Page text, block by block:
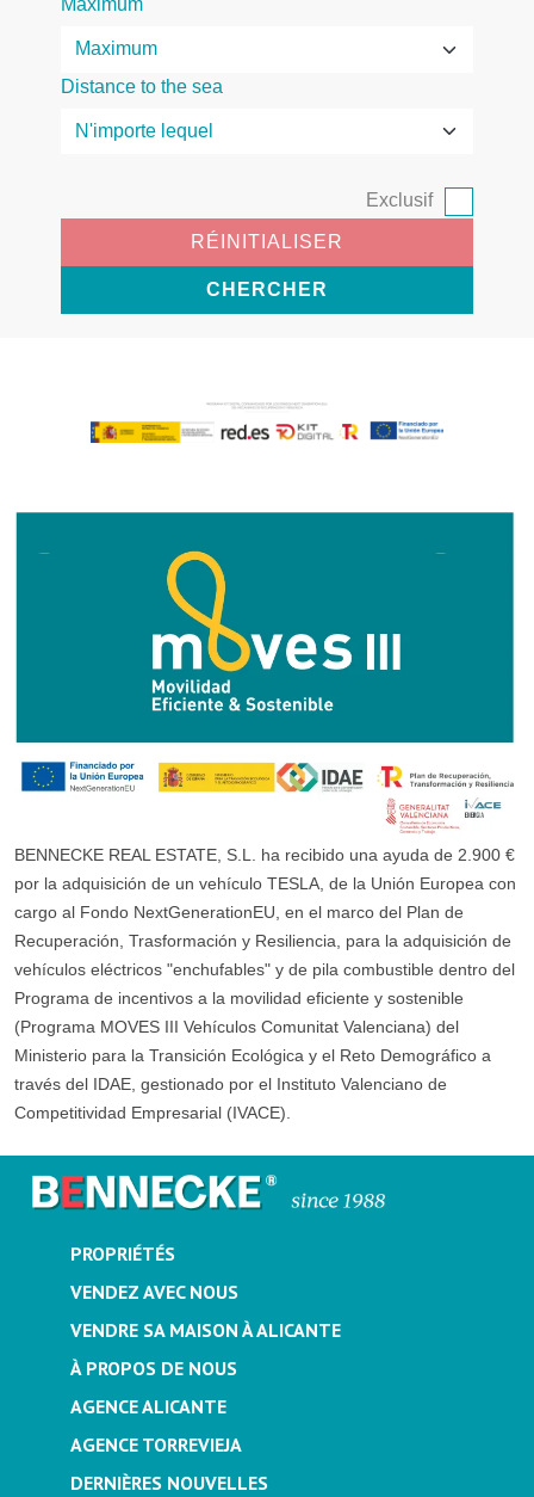
Maximum
Distance to the sea
Exclusif
RÉINITIALISER
CHERCHER
BENNECKE REAL ESTATE, S.L. ha recibido una ayuda de 2.900 €
por la adquisición de un vehículo TESLA, de la Unión Europea con
cargo al Fondo NextGenerationEU, en el marco del Plan de
Recuperación, Trasformación y Resiliencia, para la adquisición de
vehículos eléctricos "enchufables" y de pila combustible dentro del
Programa de incentivos a la movilidad eficiente y sostenible
(Programa MOVES III Vehículos Comunitat Valenciana) del
Ministerio para la Transición Ecológica y el Reto Demográfico a
través del IDAE, gestionado por el Instituto Valenciano de
Competitividad Empresarial (IVACE).
PROPRIÉTÉS
VENDEZ AVEC NOUS
VENDRE SA MAISON À ALICANTE
À PROPOS DE NOUS
AGENCE ALICANTE
AGENCE TORREVIEJA
DERNIÈRES NOUVELLES